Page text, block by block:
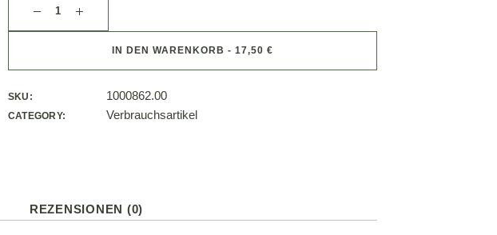
IN DEN WARENKORB - 17,50 €
SKU: 1000862.00
CATEGORY: Verbrauchsartikel
REZENSIONEN (0)